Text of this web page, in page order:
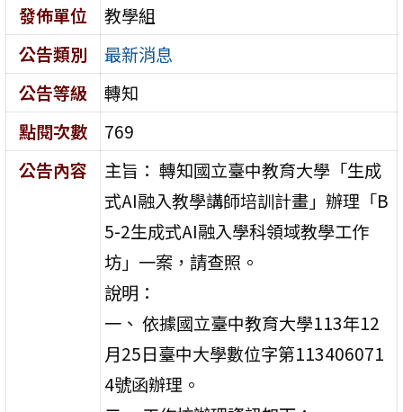
發佈單位
教學組
公告類別
最新消息
公告等級
轉知
點閱次數
769
公告內容
主旨： 轉知國立臺中教育大學「生成
式AI融入教學講師培訓計畫」辦理「B
5-2生成式AI融入學科領域教學工作
坊」一案，請查照。
說明：
一、 依據國立臺中教育大學113年12
月25日臺中大學數位字第113406071
4號函辦理。